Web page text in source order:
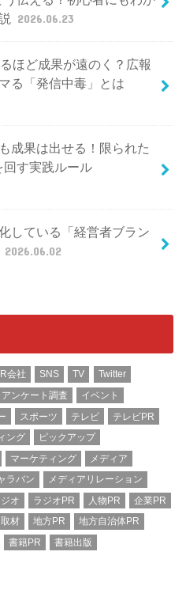
2026.06.23
ほど成果が遠のく？広報
る「発信中毒」とは
成果は出せる！限られた
回す実践ルール
している「経営者ブラン
2026.06.02
会社 SNS TV
Twitter
アンケート調査
イベント
スポーツ テレビ
テレビPR
ング
ピックアップ
マーケティング
メディア
ラバン
メディアリレーション
オ ラジオPR 人物PR
企業PR
取材 地方PR
地方自治体PR
書籍PR
書籍出版